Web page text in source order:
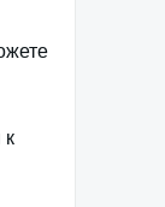
к